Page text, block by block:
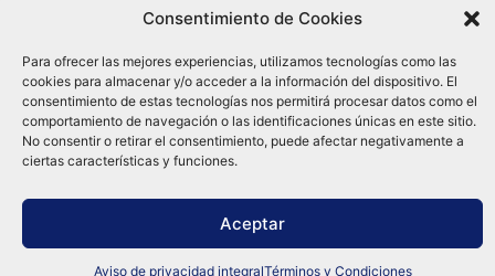
Consentimiento de Cookies
Para ofrecer las mejores experiencias, utilizamos tecnologías como las
cookies para almacenar y/o acceder a la información del dispositivo. El
consentimiento de estas tecnologías nos permitirá procesar datos como el
comportamiento de navegación o las identificaciones únicas en este sitio.
No consentir o retirar el consentimiento, puede afectar negativamente a
ciertas características y funciones.
Aceptar
Aviso de privacidad integralTérminos y Condiciones
Tu compra es respaldada por nuestro certificado SSL y operada bajo las
mejores prácticas de seguridad.
Distribuidora Tamex - México
e-commerce